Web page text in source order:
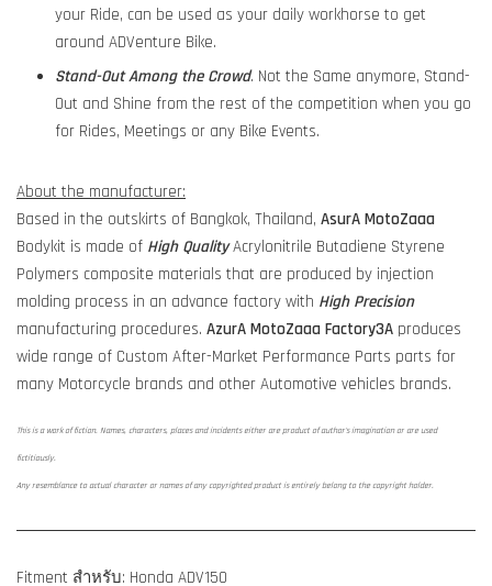
your Ride, can be used as your daily workhorse to get
around ADVenture Bike.
Stand-Out Among the Crowd. Not the Same anymore, Stand-
Out and Shine from the rest of the competition when you go
for Rides, Meetings or any Bike Events.
About the manufacturer:
Based in the outskirts of Bangkok, Thailand, AsurA MotoZaaa
Bodykit is made of High QualityAcrylonitrile Butadiene Styrene
Polymers composite materials that are produced by injection
molding process in an advance factory with High Precision
manufacturing procedures. AzurA MotoZaaa Factory3A produces
wide range of Custom After-Market Performance Parts parts for
many Motorcycle brands and other Automotive vehicles brands.
This is a work of fiction. Names, characters, places and incidents either are product of author's imagination or are used
fictitiously.
Any resemblance to actual character or names of any copyrighted product is entirely belong to the copyright holder.
Fitment สำหรับ: Honda ADV150